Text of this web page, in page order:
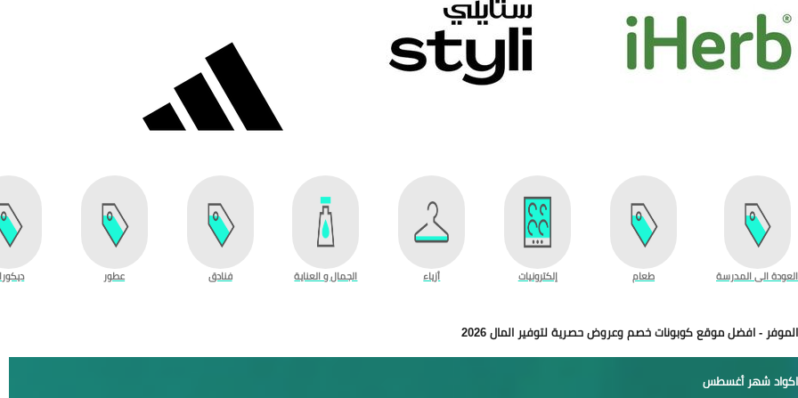
العودة الى المدرسة طعام إلكترونيات أزياء الجمال و العناية فنادق عطور
الموفر - افضل موقع كوبونات خصم وعروض حصرية لتوفير المال 2026
اكواد شهر أغسطس